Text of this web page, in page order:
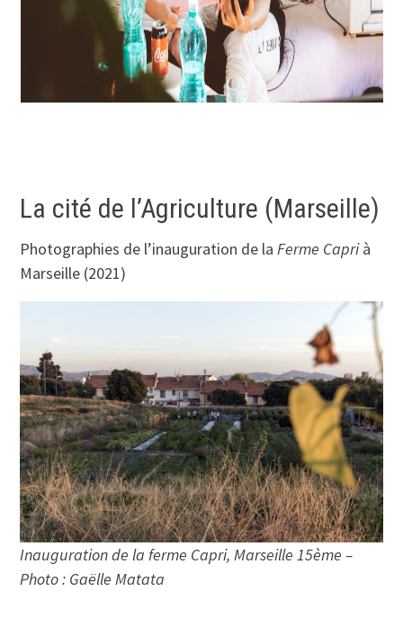
La cité de l’Agriculture (Marseille)
Photographies de l’inauguration de la Ferme Caprià
Marseille (2021)
Inauguration de la ferme Capri, Marseille 15ème –
Photo : Gaëlle Matata